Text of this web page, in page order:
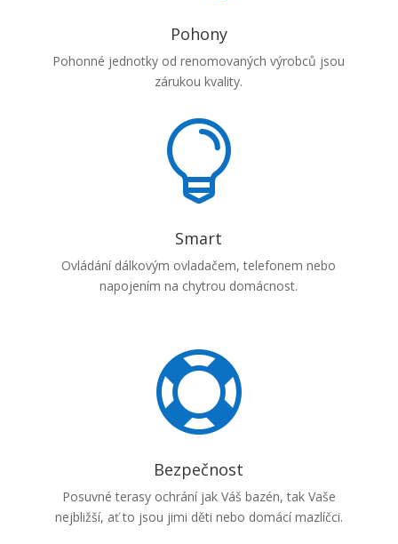
Pohony
Pohonné jednotky od renomovaných výrobců jsou
zárukou kvality.

Smart
Ovládání dálkovým ovladačem, telefonem nebo
napojením na chytrou domácnost.

Bezpečnost
Posuvné terasy ochrání jak Váš bazén, tak Vaše
nejbližší, ať to jsou jimi děti nebo domácí mazlíčci.